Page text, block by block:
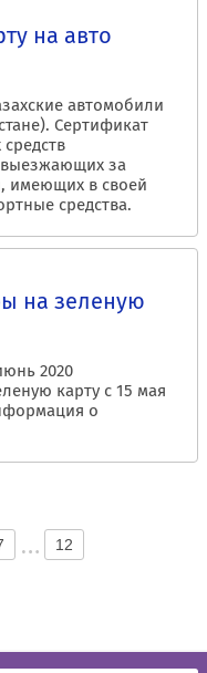
на авто
автомобили
Сертификат
за
имеющих в своей
средства.
на зеленую
2020
карту с 15 мая
о
12